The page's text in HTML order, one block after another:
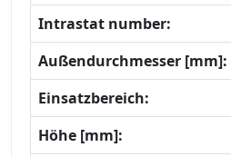
Intrastat number:
Außendurchmesser [mm]:
Einsatzbereich:
Höhe [mm]: